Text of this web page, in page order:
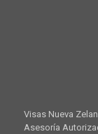
Visas Nueva
Asesoría